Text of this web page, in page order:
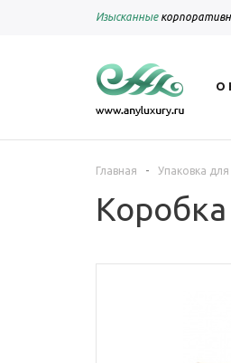
Изысканные
О
Главная - Упаковка